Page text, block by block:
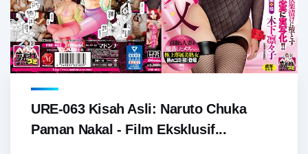
URE-063 Kisah Asli: Naruto Chuka
Paman Nakal - Film Eksklusif...